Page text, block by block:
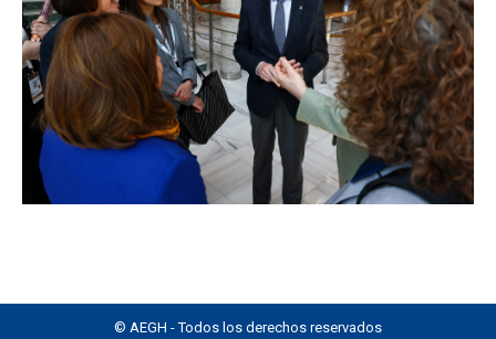
© AEGH - Todos los derechos reservados